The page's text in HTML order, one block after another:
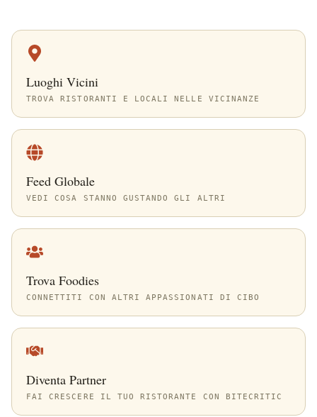
Luoghi Vicini
TROVA RISTORANTI E LOCALI NELLE VICINANZE
Feed Globale
VEDI COSA STANNO GUSTANDO GLI ALTRI
Trova Foodies
CONNETTITI CON ALTRI APPASSIONATI DI CIBO
Diventa Partner
FAI CRESCERE IL TUO RISTORANTE CON BITECRITIC